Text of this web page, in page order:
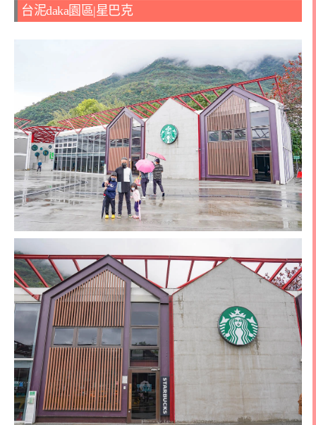
台泥daka園區|星巴克